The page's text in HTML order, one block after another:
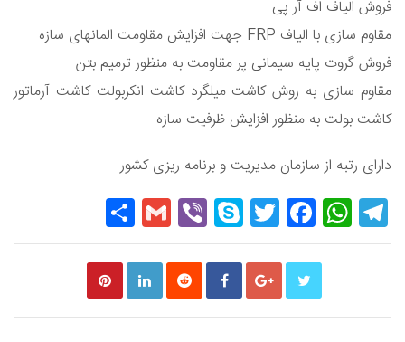
فروش الیاف اف آر پی
مقاوم سازی با الیاف FRP جهت افزایش مقاومت المانهای سازه
فروش گروت پایه سیمانی پر مقاومت به منظور ترمیم بتن
مقاوم سازی به روش کاشت میلگرد کاشت انکربولت کاشت آرماتور
کاشت بولت به منظور افزایش ظرفیت سازه
دارای رتبه از سازمان مدیریت و برنامه ریزی کشور
Telegram
WhatsApp
Facebook
Twitter
Skype
Viber
Gmail